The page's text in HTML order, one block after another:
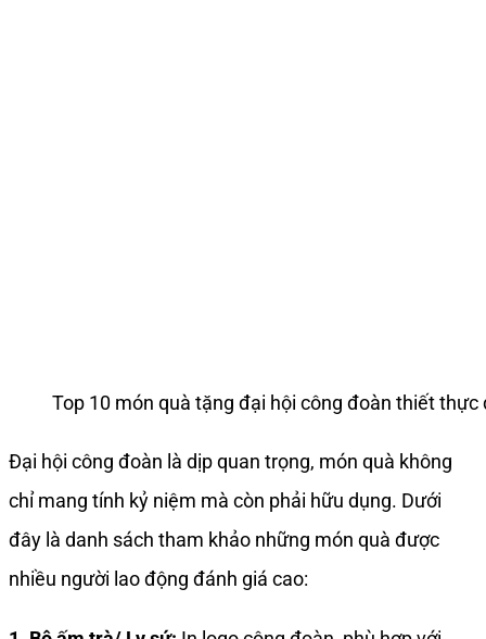
Top 10 món quà tặng đại hội công đoàn thiết
Đại hội công đoàn là dịp quan trọng, món quà không
chỉ mang tính kỷ niệm mà còn phải hữu dụng. Dưới
đây là danh sách tham khảo những món quà được
nhiều người lao động đánh giá cao: